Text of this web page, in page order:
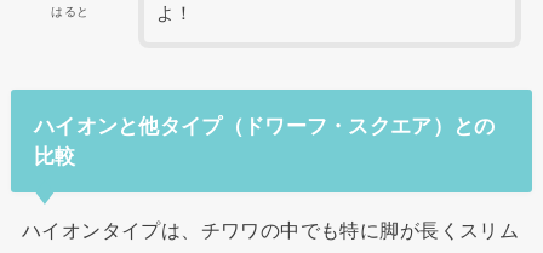
はると
よ！
ハイオンと他タイプ（ドワーフ・スクエア）との
比較
ハイオンタイプは、チワワの中でも特に脚が長くスリム